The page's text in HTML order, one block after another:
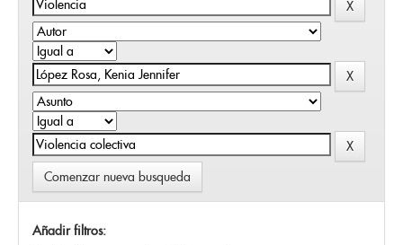
Comenzar nueva busqueda
Añadir filtros: